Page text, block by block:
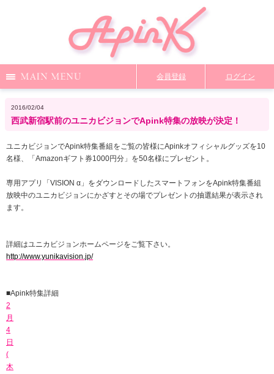
News
Video Q&A From Apink Wallpaper
会員登録 ログイン
2016/02/04
西武新宿駅前のユニカビジョンでApink特集の放映が決定！
ユニカビジョンでApink特集番組 をご覧の皆様にApinkオフィシャルグッズを10
名様、 「 Amazonギフト券1000円分」を50名様にプレゼント 。
専用アプリ「 VISION α」をダウンロードしたスマートフォンをApink特集番組
放映中のユニカビジョンにかざすとその場でプレゼントの抽選結果が表示され
ます。
詳細はユニカビジョンホームページをご覧下さい。
http://www.yunikavision.jp/
■Apink特集詳細
2
月
4
日
(
木